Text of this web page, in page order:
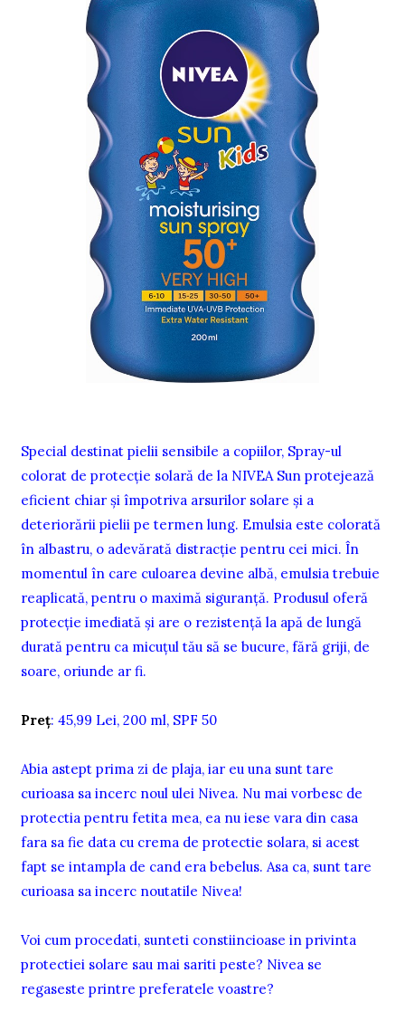
Special destinat pielii sensibile a copiilor, Spray-ul
colorat de protecţie solară de la NIVEA Sun protejează
eficient chiar şi împotriva arsurilor solare şi a
deteriorării pielii pe termen lung. Emulsia este colorată
în albastru, o adevărată distracție pentru cei mici. În
momentul în care culoarea devine albă, emulsia trebuie
reaplicată, pentru o maximă siguranță. Produsul oferă
protecţie imediată şi are o rezistenţă la apă de lungă
durată pentru ca micuţul tău să se bucure, fără griji, de
soare, oriunde ar fi.
Preţ: 45,99 Lei, 200 ml, SPF 50
Abia astept prima zi de plaja, iar eu una sunt tare
curioasa sa incerc noul ulei Nivea. Nu mai vorbesc de
protectia pentru fetita mea, ea nu iese vara din casa
fara sa fie data cu crema de protectie solara, si acest
fapt se intampla de cand era bebelus. Asa ca, sunt tare
curioasa sa incerc noutatile Nivea!
Voi cum procedati, sunteti constiincioase in privinta
protectiei solare sau mai sariti peste? Nivea se
regaseste printre preferatele voastre?